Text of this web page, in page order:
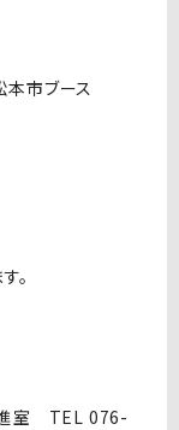
市ブース
。
進室 TEL 076-